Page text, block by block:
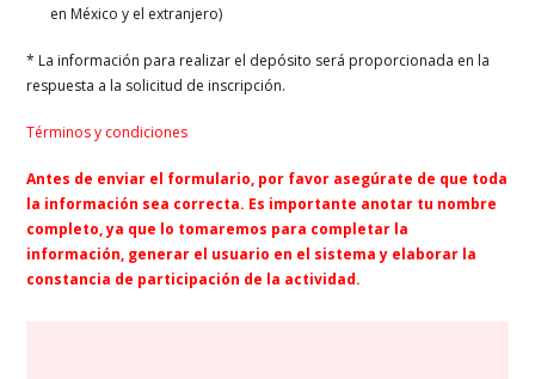
en México y el extranjero)
* La información para realizar el depósito será proporcionada en la
respuesta a la solicitud de inscripción.
Términos y condiciones
Antes de enviar el formulario, por favor asegúrate de que toda
la información sea correcta. Es importante anotar tu nombre
completo, ya que lo tomaremos para completar la
información, generar el usuario en el sistema y elaborar la
constancia de participación de la actividad.